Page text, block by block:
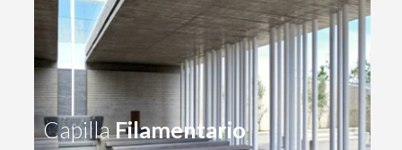
CapillaFilamentario